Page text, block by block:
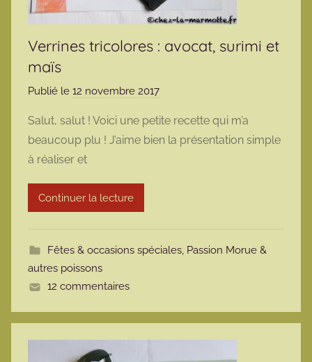
Verrines tricolores : avocat, surimi et
maïs
Publié le 12 novembre 2017
r
m
t
Salut, salut ! Voici une petite recette qui m’a
beaucoup plu ! J’aime bien la présentation simple
à réaliser et
Continuer la lecture
Fêtes & occasions spéciales, Passion Morue &
autres poissons
12 commentaires